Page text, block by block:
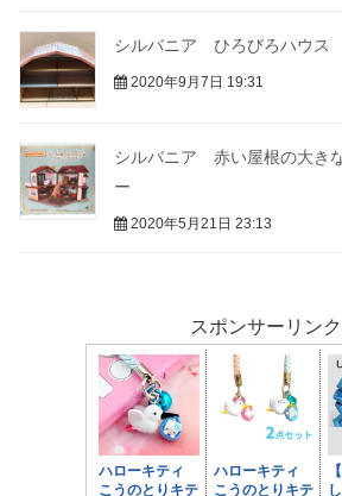
シルバニア ひろびろハウス
2020年9月7日 19:31
シルバニア 赤い屋根の大き
ー
2020年5月21日 23:13
スポンサーリンク